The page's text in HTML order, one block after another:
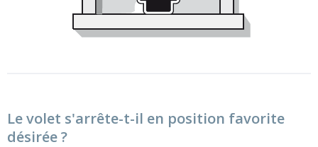
Le volet s'arrête-t-il en position favorite
désirée ?